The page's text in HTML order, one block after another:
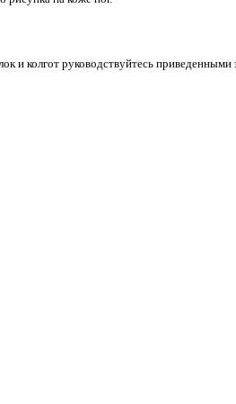
и колгот руководствуйтесь